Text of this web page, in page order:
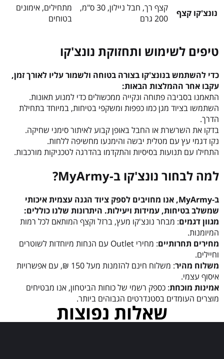
נונצ'קו קצף
קצף רך, חבל ניילון, 30 ס"מ,
200 גרם
מתחילים, אימונים
בטוחים
טיפים לשימוש ותחזוקת נונצ'קו
כדי להשתמש בנונצ'קו בצורה בטוחה ולשמור עליו לאורך זמן,
עקבו אחר ההמלצות הבאות:
התאמנו בסביבה פתוחה ונקייה ממכשולים כדי למנוע תאונות.
השתמשו בציוד מגן כמו כפפות ומשקפי בטיחות, במיוחד בתחילת
הדרך.
בדקו את השרשרת או החבל באופן קבוע לאיתור סימני שחיקה.
נקו דגמי עץ עם מטלית יבשה והימנעו מחשיפה ללחות.
התחילו עם תנועות בסיסיות והתקדמו בהדרגה לטכניקות מורכבות.
למה לבחור נונצ'קו ב-MyArmy?
ב-MyArmy, אנו מחויבים לספק ציוד הגנה עצמית איכותי
שמשלב בטיחות, עמידות ויעילות. היתרונות שלנו כוללים:
מגוון דגמים: מבחר נונצ'קו מעץ, ברזל וקצף המותאם לכל רמות
המיומנות.
מחירים תחרותיים
: מחירי Outlet עם הנחות מיוחדות לשוטרים
וחיילים.
משלוח מהיר
: משלוח חינם להזמנות מעל 150 ₪, עם אפשרויות
איסוף עצמי.
אמינות מוכחת: כספק רשמי של כוחות הביטחון, אנו מבטיחים
מוצרים העומדים בסטנדרטים הגבוהים ביותר.
שאלות נפוצות